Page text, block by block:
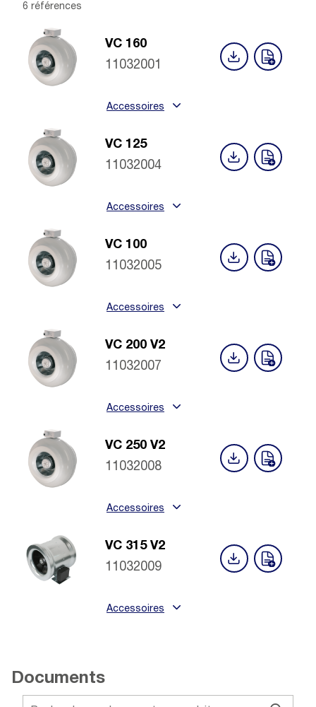
6 références
VC 160
11032001
Accessoires
VC 125
11032004
Accessoires
VC 100
11032005
Accessoires
VC 200 V2
11032007
Accessoires
VC 250 V2
11032008
Accessoires
VC 315 V2
11032009
Accessoires
Documents